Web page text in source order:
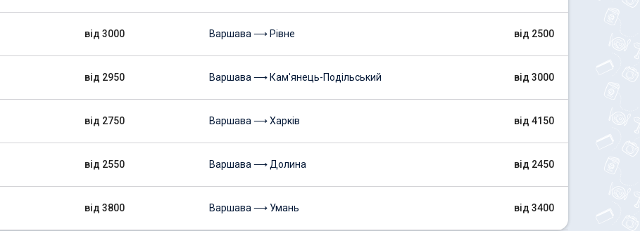
від 3000
від 2950
від 2750
від 2550
від 3800
Варшава ⟶ Рівне від 2500
Варшава ⟶ Кам'янець-Подільський від 3000
Варшава ⟶ Харків від 4150
Варшава ⟶ Долина від 2450
Варшава ⟶ Умань від 3400